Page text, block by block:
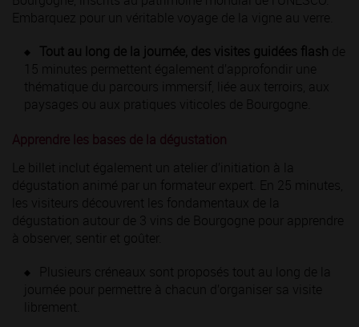
Embarquez pour un véritable voyage de la vigne au verre.
Tout au long de la journée, des visites guidées flash de
15 minutes permettent également d’approfondir une
thématique du parcours immersif, liée aux terroirs, aux
paysages ou aux pratiques viticoles de Bourgogne.
Apprendre les bases de la dégustation
Le billet inclut également un atelier d’initiation à la
dégustation animé par un formateur expert. En 25 minutes,
les visiteurs découvrent les fondamentaux de la
dégustation autour de 3 vins de Bourgogne pour apprendre
à observer, sentir et goûter.
Plusieurs créneaux sont proposés tout au long de la
journée pour permettre à chacun d’organiser sa visite
librement.